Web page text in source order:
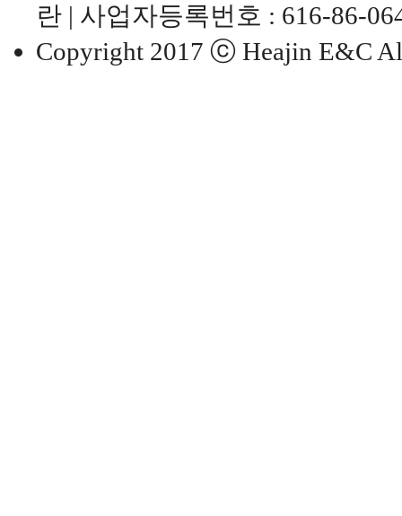
란 | 사업자등록번호 : 616-86-
Copyright 2017 ⓒ Heajin E&C